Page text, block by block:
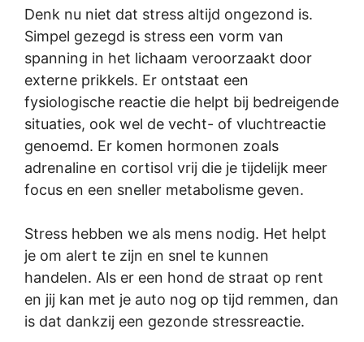
Denk nu niet dat stress altijd ongezond is.
Simpel gezegd is stress een vorm van
spanning in het lichaam veroorzaakt door
externe prikkels. Er ontstaat een
fysiologische reactie die helpt bij bedreigende
situaties, ook wel de vecht- of vluchtreactie
genoemd. Er komen hormonen zoals
adrenaline en cortisol vrij die je tijdelijk meer
focus en een sneller metabolisme geven.
Stress hebben we als mens nodig. Het helpt
je om alert te zijn en snel te kunnen
handelen. Als er een hond de straat op rent
en jij kan met je auto nog op tijd remmen, dan
is dat dankzij een gezonde stressreactie.